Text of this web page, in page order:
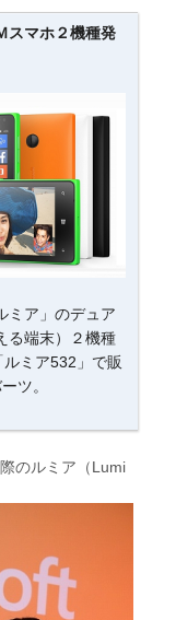
スマホ２機種発
ミア」のデュア
る端末）２機種
ミア532」で販
ツ。
のルミア（Lumi